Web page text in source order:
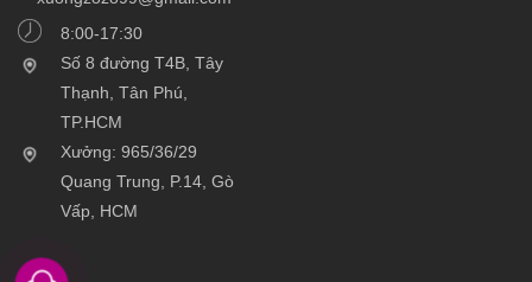
8:00-17:30
Số 8 đường T4B, Tây
Thạnh, Tân Phú,
TP.HCM
Xưởng: 965/36/29
Quang Trung, P.14, Gò
Vấp, HCM